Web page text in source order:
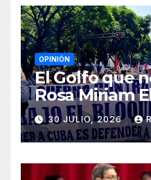
OPINIÓN
El Golfo que
Rosa Miriam
30 JULIO, 2026